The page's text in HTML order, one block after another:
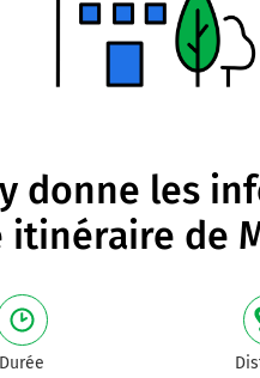
donne les
itinéraire de
Durée